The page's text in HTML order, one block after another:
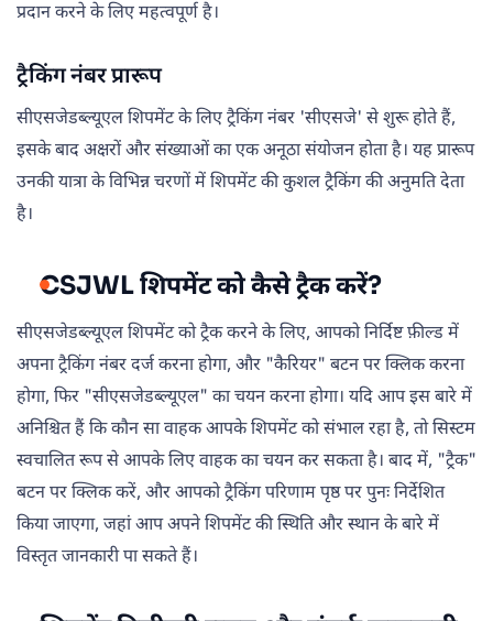
प्रदान करने के लिए महत्वपूर्ण है।
ट्रैकिंग नंबर प्रारूप
सीएसजेडब्ल्यूएल शिपमेंट के लिए ट्रैकिंग नंबर 'सीएसजे' से शुरू होते हैं,
इसके बाद अक्षरों और संख्याओं का एक अनूठा संयोजन होता है। यह प्रारूप
उनकी यात्रा के विभिन्न चरणों में शिपमेंट की कुशल ट्रैकिंग की अनुमति देता
है।
CSJWL शिपमेंट को कैसे ट्रैक करें?
सीएसजेडब्ल्यूएल शिपमेंट को ट्रैक करने के लिए, आपको निर्दिष्ट फ़ील्ड में
अपना ट्रैकिंग नंबर दर्ज करना होगा, और "कैरियर" बटन पर क्लिक करना
होगा, फिर "सीएसजेडब्ल्यूएल" का चयन करना होगा। यदि आप इस बारे में
अनिश्चित हैं कि कौन सा वाहक आपके शिपमेंट को संभाल रहा है, तो सिस्टम
स्वचालित रूप से आपके लिए वाहक का चयन कर सकता है। बाद में, "ट्रैक"
बटन पर क्लिक करें, और आपको ट्रैकिंग परिणाम पृष्ठ पर पुनः निर्देशित
किया जाएगा, जहां आप अपने शिपमेंट की स्थिति और स्थान के बारे में
विस्तृत जानकारी पा सकते हैं।